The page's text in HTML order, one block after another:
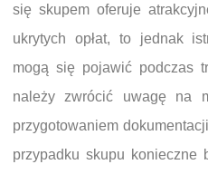
się skupem oferuje
ukrytych opłat, to jednak
mogą się pojawić podczas
należy zwrócić uwagę na
przygotowaniem
przypadku skupu konieczne